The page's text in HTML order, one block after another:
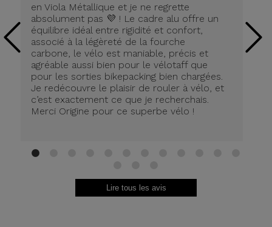
en Viola Métallique et je ne regrette
absolument pas 💜 ! Le cadre alu offre un
équilibre idéal entre rigidité et confort,
associé à la légèreté de la fourche
carbone, le vélo est maniable, précis et
agréable aussi bien pour le vélotaff que
pour les sorties bikepacking bien chargées.
Je redécouvre le plaisir de rouler à vélo, et
c’est exactement ce que je recherchais.
Merci Origine pour ce superbe vélo !
1
Lire tous les avis